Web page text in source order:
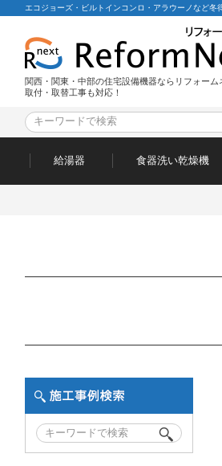
エコジョーズ・ビルトインコンロ・アラウーノなど冬
関西・関東・中部の住宅設備機器ならリフォーム
取付・取替工事も対応！
給湯器 食器洗い乾燥機